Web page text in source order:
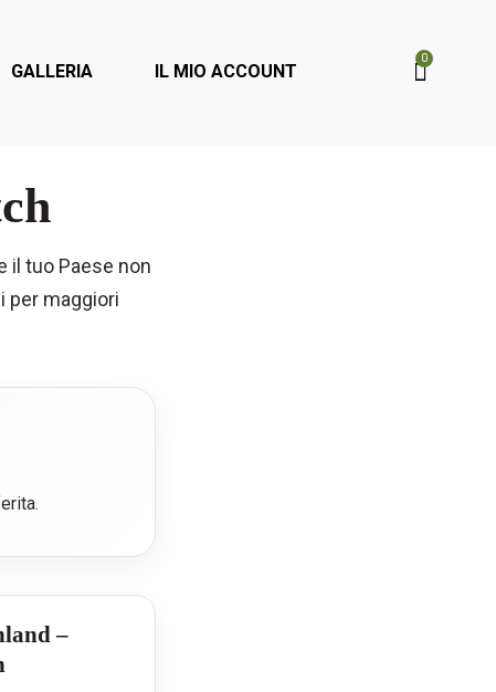
GALLERIA IL MIO ACCOUNT
0
il tuo Paese non
per maggiori
–